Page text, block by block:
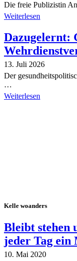
Die freie Publizistin
Weiterlesen
Dazugelernt:
13. Juli 2026
Der
…
Weiterlesen
Kelle woanders
Bleibt stehen
jeder Tag ein
10. Mai 2020